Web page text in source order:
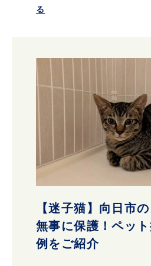
る
【迷子猫】向日市
無事に保護！ペッ
例をご紹介